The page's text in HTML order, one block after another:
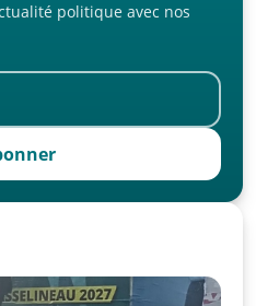
politique avec nos